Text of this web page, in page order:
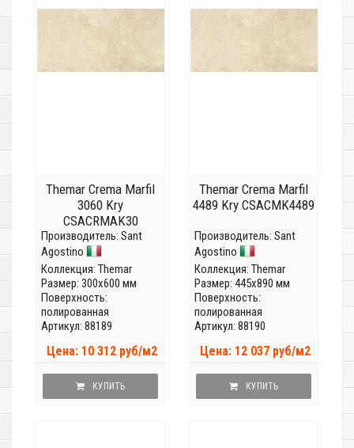
Themar Crema Marfil
3060 Kry
CSACRMAK30
Производитель: Sant
Agostino
Коллекция: Themar
Размер: 300x600 мм
Поверхность:
полированная
Артикул: 88189
Цена: 10 312 руб/м2
КУПИТЬ
Themar Crema Marfil
4489 Kry CSACMK4489
Производитель: Sant
Agostino
Коллекция: Themar
Размер: 445x890 мм
Поверхность:
полированная
Артикул: 88190
Цена: 12 037 руб/м2
КУПИТЬ